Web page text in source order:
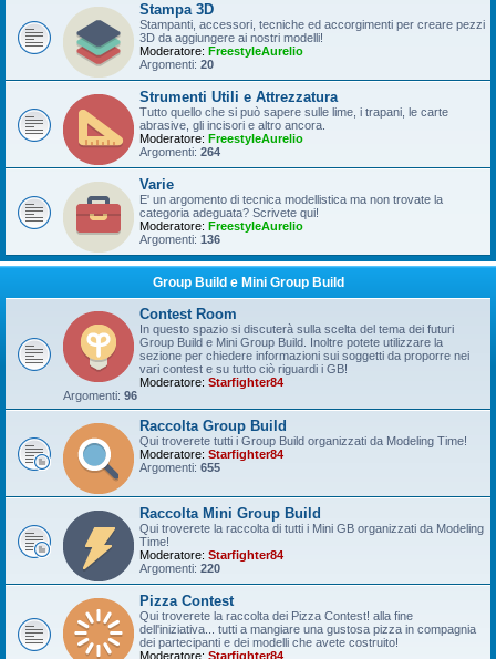
Stampa 3D
Stampanti, accessori, tecniche ed accorgimenti per creare pezzi
3D da aggiungere ai nostri modelli!
Moderatore: FreestyleAurelio
Argomenti: 20
Strumenti Utili e Attrezzatura
Tutto quello che si può sapere sulle lime, i trapani, le carte
abrasive, gli incisori e altro ancora.
Moderatore: FreestyleAurelio
Argomenti: 264
Varie
E' un argomento di tecnica modellistica ma non trovate la
categoria adeguata? Scrivete qui!
Moderatore: FreestyleAurelio
Argomenti: 136
Group Build e Mini Group Build
Contest Room
In questo spazio si discuterà sulla scelta del tema dei futuri
Group Build e Mini Group Build. Inoltre potete utilizzare la
sezione per chiedere informazioni sui soggetti da proporre nei
vari contest e su tutto ciò riguardi i GB!
Moderatore: Starfighter84
Argomenti: 96
Raccolta Group Build
Qui troverete tutti i Group Build organizzati da Modeling Time!
Moderatore: Starfighter84
Argomenti: 655
Raccolta Mini Group Build
Qui troverete la raccolta di tutti i Mini GB organizzati da Modeling
Time!
Moderatore: Starfighter84
Argomenti: 220
Pizza Contest
Qui troverete la raccolta dei Pizza Contest! alla fine
dell'iniziativa... tutti a mangiare una gustosa pizza in compagnia
dei partecipanti e dei modelli che avete costruito!
Moderatore: Starfighter84